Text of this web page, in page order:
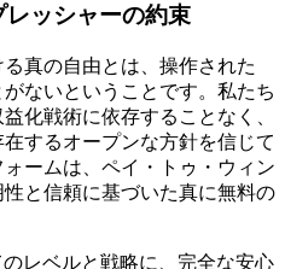
ッシャーの約束
真の自由とは、操作された
ないということです。私たち
化戦術に依存することなく、
するオープンな方針を信じて
ームは、ペイ・トゥ・ウィン
と信頼に基づいた真に無料の
レベルと戦略に、完全な安心